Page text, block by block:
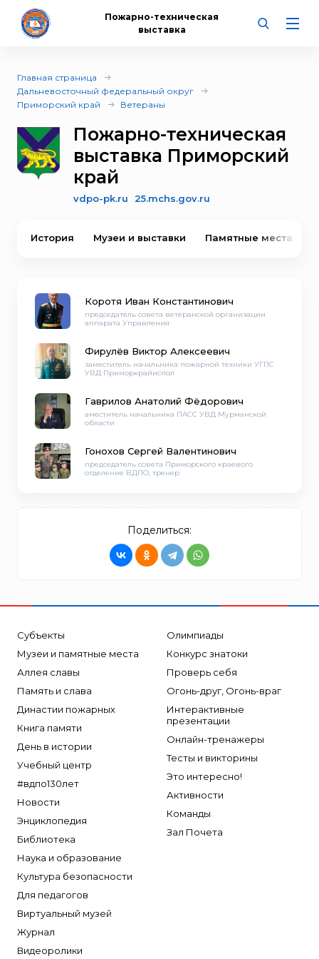
Пожарно-техническая
выставка
Главная страница
Дальневосточный федеральный округ
Приморский край
Ветераны
Пожарно-техническая
выставка Приморский
край
vdpo-pk.ru 25.mchs.gov.ru
История Музеи и выставки Памятные места
Коротя Иван Константинович
председатель совета ветеранской организации
аппарата Управления
Фирулёв Виктор Алексеевич
заместитель начальника пожарной техники УГПС
УВД Приморкрайиспол
Гаврилов Анатолий Фёдорович
аместитель начальника ПАСС УВД Мурманской
области
Гонохов Сергей Валентинович
председатель совета Приморского краевого
отделение ВДПО, тренер
Поделиться:
Субъекты
Музеи и памятные места
Аллея славы
Память и слава
Династии пожарных
Книга памяти
День в истории
Учебный центр
#вдпо130лет
Новости
Энциклопедия
Библиотека
Наука и образование
Культура безопасности
Для педагогов
Виртуальный музей
Журнал
Видеоролики
Олимпиады
Конкурс знатоки
Проверь себя
Огонь-друг, Огонь-враг
Интерактивные
презентации
Онлайн-тренажеры
Тесты и викторины
Это интересно!
Активности
Команды
Зал Почета